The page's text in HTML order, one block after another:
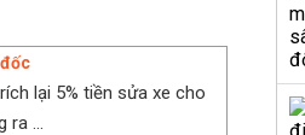
lại 5% tiền sửa xe cho
ra ...